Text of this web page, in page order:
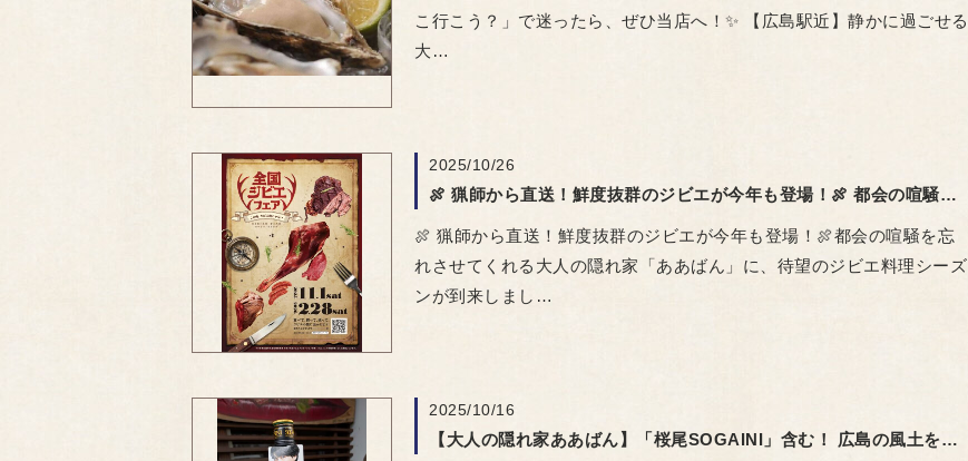
こ行こう？」で迷ったら、ぜひ当店へ！✨ 【広島駅近】静かに過ごせる
大…
2025/10/26
🍖 猟師から直送！鮮度抜群のジビエが今年も登場！🍖 ​都会の喧騒を忘れさせてくれる大人の隠れ家「ああばん」
🍖 猟師から直送！鮮度抜群のジビエが今年も登場！🍖 ​都会の喧騒を忘
れさせてくれる大人の隠れ家「ああばん」に、待望のジビエ料理シーズ
ンが到来しまし…
2025/10/16
【大人の隠れ家ああばん】「桜尾SOGAINI」含む！ 広島の風土を味わい尽くすプレミアムウイスキー飲み放題